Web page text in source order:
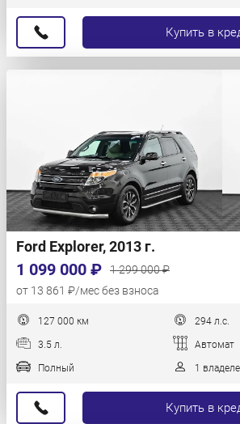
Купить в
Ford Explorer, 2013 г.
1 099 000 ₽
1 299 000 ₽
от 13 861 ₽/мес без взноса
127 000 км 294 л.с.
3.5 л. Автомат
Полный 1
Купить в